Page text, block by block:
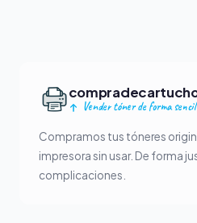
Vender tóner de forma
Compramos tus tóneres
impresora sin usar. De forma
complicaciones.